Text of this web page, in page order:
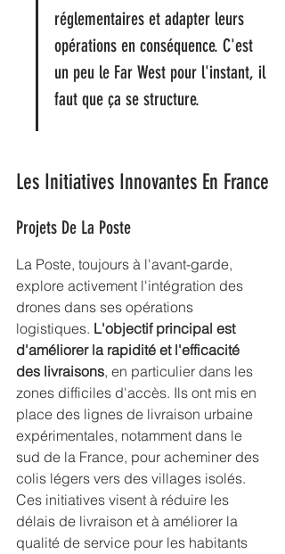
réglementaires et adapter leurs
opérations en conséquence. C'est
un peu le Far West pour l'instant, il
faut que ça se structure.
Les Initiatives Innovantes En France
Projets De La Poste
La Poste, toujours à l'avant-garde,
explore activement l'intégration des
drones dans ses opérations
logistiques. L'objectif principal est
d'améliorer la rapidité et l'efficacité
des livraisons, en particulier dans les
zones difficiles d'accès. Ils ont mis en
place des lignes de livraison urbaine
expérimentales, notamment dans le
sud de la France, pour acheminer des
colis légers vers des villages isolés.
Ces initiatives visent à réduire les
délais de livraison et à améliorer la
qualité de service pour les habitants